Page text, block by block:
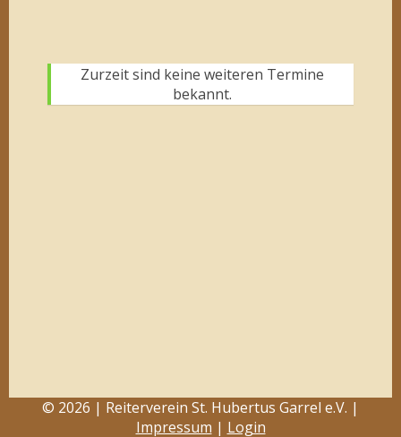
Zurzeit sind keine weiteren Termine
bekannt.
© 2026 | Reiterverein St. Hubertus Garrel e.V. |
Impressum | Login